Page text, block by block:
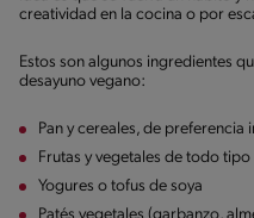
creatividad en la cocina o por
Estos son algunos ingredientes
desayuno vegano:
Pan y cereales, de
Frutas y vegetales de todo tipo
Yogures o tofus de soya